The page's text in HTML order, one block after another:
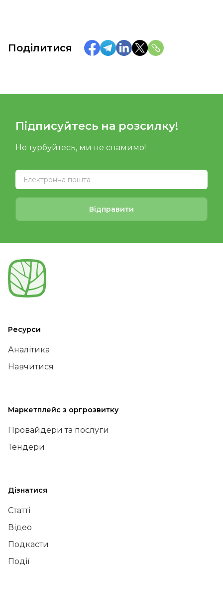
Поділитися
Підписуйтесь на розсилку!
Не турбуйтесь, ми не спамимо!
Відправити
Ресурси
Аналітика
Навчитися
Маркетплейс з оргрозвитку
Провайдери та послуги
Тендери
Дізнатися
Статті
Відео
Подкасти
Події